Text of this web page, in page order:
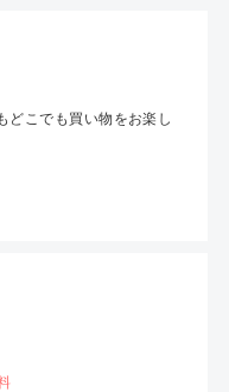
どこでも買い物をお楽し